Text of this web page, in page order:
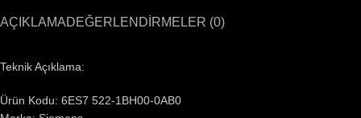
AÇIKLAMADEĞERLENDIRMELER (0)
Teknik Açıklama:
Ürün Kodu: 6ES7 522-1BH00-0AB0